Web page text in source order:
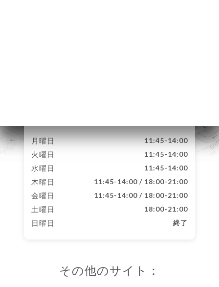
月曜日 11:45-14:00
火曜日 11:45-14:00
水曜日 11:45-14:00
木曜日 11:45-14:00 / 18:00-21:00
金曜日 11:45-14:00 / 18:00-21:00
土曜日 18:00-21:00
日曜日 終了
その他のサイト：